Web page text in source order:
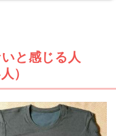
と感じる人
）